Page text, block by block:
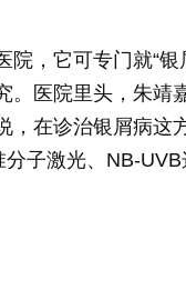
，它可专门就“银
。医院里头，朱靖
在诊治银屑病这
子激光、NB-